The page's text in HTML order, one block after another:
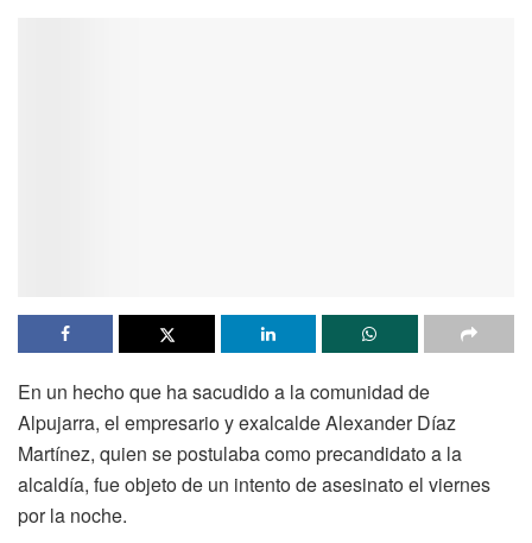
En un hecho que ha sacudido a la comunidad de
Alpujarra, el empresario y exalcalde Alexander Díaz
Martínez, quien se postulaba como precandidato a la
alcaldía, fue objeto de un intento de asesinato el viernes
por la noche.